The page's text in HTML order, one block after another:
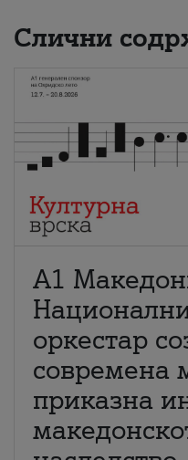
Слични
А1
оркестар
современа
приказна